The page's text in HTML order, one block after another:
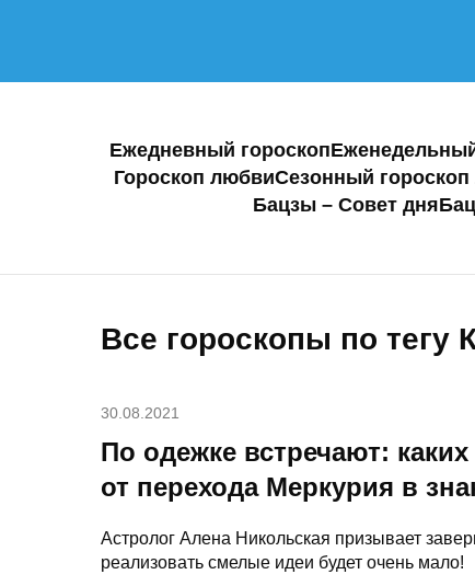
Ежедневный гороскоп
Гороскоп любвиСезонный
Бацзы – Совет дня
Все гороскопы по тегу
30.08.2021
По одежке встречают:
от перехода Меркурия в
Астролог Алена Никольская призывает
реализовать смелые идеи будет очень мало!